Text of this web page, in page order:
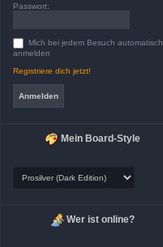
Passwort:
Mich bei jedem Besuch automatisch
anmelden
Registriere dich jetzt!
Mein Board-Style
Wer ist online?